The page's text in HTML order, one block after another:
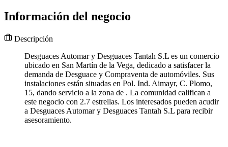
Información del negocio
Descripción
Desguaces Automar y Desguaces Tantah S.L es un comercio
ubicado en San Martín de la Vega, dedicado a satisfacer la
demanda de Desguace y Compraventa de automóviles. Sus
instalaciones están situadas en Pol. Ind. Aimayr, C. Plomo,
15, dando servicio a la zona de . La comunidad califican a
este negocio con 2.7 estrellas. Los interesados pueden acudir
a Desguaces Automar y Desguaces Tantah S.L para recibir
asesoramiento.